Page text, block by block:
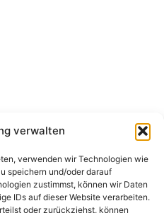
verwalten
verwenden wir Technologien wie
speichern und/oder darauf
zustimmst, können wir Daten
IDs auf dieser Website verarbeiten.
oder zurückziehst, können